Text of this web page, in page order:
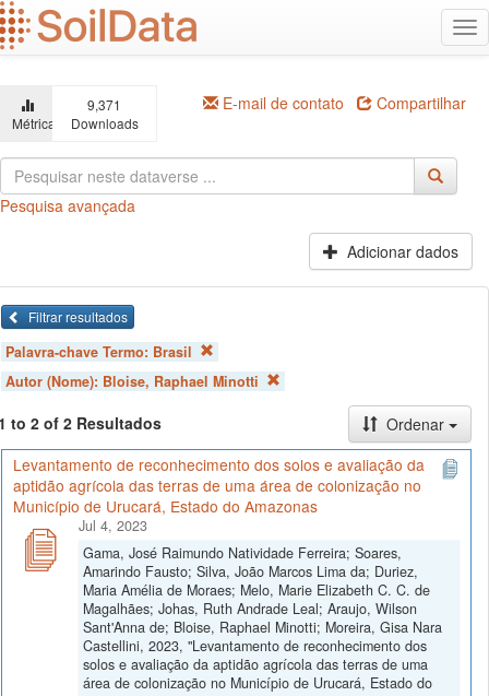
Ir
para
o
principal
Métricas
9,371
Downloads
E-mail de contato Compartilhar
Pesquisa avançada
Adicionar dados
Filtrar resultados
Palavra-chave Termo: Brasil
Autor (Nome): Bloise, Raphael Minotti
to 2 of 2 Resultados
Ordenar
Levantamento de reconhecimento dos solos e avaliação da
aptidão agrícola das terras de uma área de colonização no
Município de Urucará, Estado do Amazonas
Jul 4, 2023
Gama, José Raimundo Natividade Ferreira; Soares,
Amarindo Fausto; Silva, João Marcos Lima da; Duriez,
Maria Amélia de Moraes; Melo, Marie Elizabeth C. C. de
Magalhães; Johas, Ruth Andrade Leal; Araujo, Wilson
Sant'Anna de; Bloise, Raphael Minotti; Moreira, Gisa Nara
Castellini, 2023, "Levantamento de reconhecimento dos
solos e avaliação da aptidão agrícola das terras de uma
área de colonização no Município de Urucará, Estado do